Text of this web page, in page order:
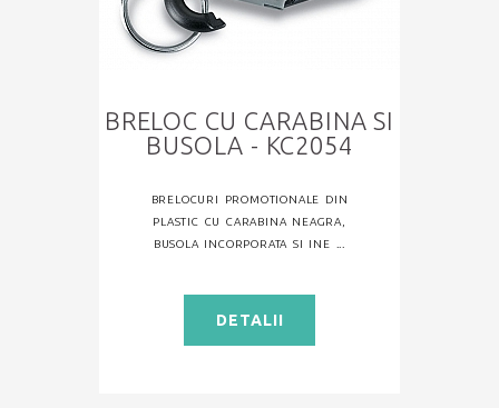
BRELOC CU CARABINA SI
BUSOLA - KC2054
BRELOCURI PROMOTIONALE DIN
PLASTIC CU CARABINA NEAGRA,
BUSOLA INCORPORATA SI INE ...
DETALII